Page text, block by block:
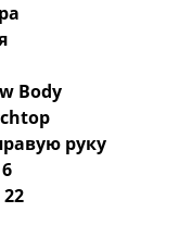
Body
руку
6
22